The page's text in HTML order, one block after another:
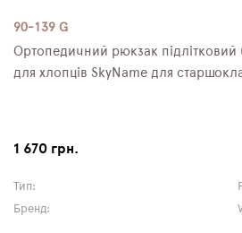
90-139 G
Ортопедичний рюкзак
для хлопців SkyName для
1 670 грн.
Тип:
Бренд: